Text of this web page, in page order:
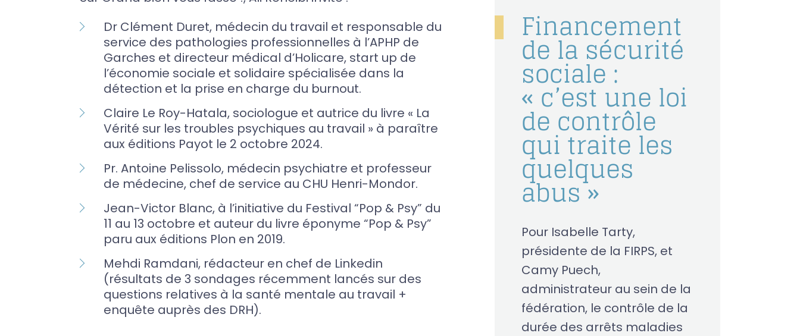
Dr Clément Duret, médecin du travail et responsable du
service des pathologies professionnelles à l’APHP de
Garches et directeur médical d’Holicare, start up de
l’économie sociale et solidaire spécialisée dans la
détection et la prise en charge du burnout.
Claire Le Roy-Hatala, sociologue et autrice du livre « La
Vérité sur les troubles psychiques au travail » à paraître
aux éditions Payot le 2 octobre 2024.
Pr. Antoine Pelissolo, médecin psychiatre et professeur
de médecine, chef de service au CHU Henri-Mondor.
Jean-Victor Blanc, à l’initiative du Festival “Pop & Psy” du
11 au 13 octobre et auteur du livre éponyme “Pop & Psy”
paru aux éditions Plon en 2019.
Mehdi Ramdani, rédacteur en chef de Linkedin
(résultats de 3 sondages récemment lancés sur des
questions relatives à la santé mentale au travail +
enquête auprès des DRH).
Financement
de la sécurité
sociale :
« c’est une loi
de contrôle
qui traite les
quelques
abus »
Pour Isabelle Tarty,
présidente de la FIRPS, et
Camy Puech,
administrateur au sein de la
fédération, le contrôle de la
durée des arrêts maladies